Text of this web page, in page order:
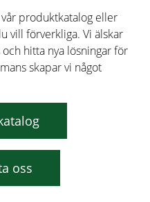
produktkatalog eller
vill förverkliga. Vi älskar
hitta nya lösningar för
skapar vi något
oss